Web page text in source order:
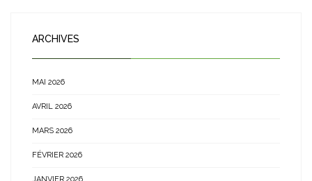
ARCHIVES
MAI 2026
AVRIL 2026
MARS 2026
FÉVRIER 2026